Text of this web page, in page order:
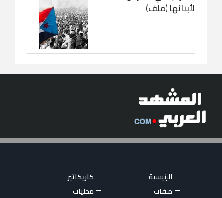
لأبنائها (ملف)
الرئيسية
كاريكاتير
ملفات
محليات